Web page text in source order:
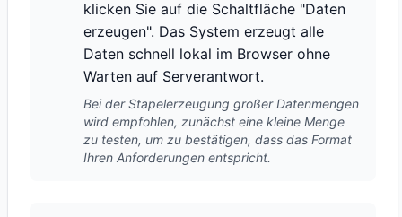
klicken Sie auf die Schaltfläche "Daten
erzeugen". Das System erzeugt alle
Daten schnell lokal im Browser ohne
Warten auf Serverantwort.
Bei der Stapelerzeugung großer Datenmengen
wird empfohlen, zunächst eine kleine Menge
zu testen, um zu bestätigen, dass das Format
Ihren Anforderungen entspricht.